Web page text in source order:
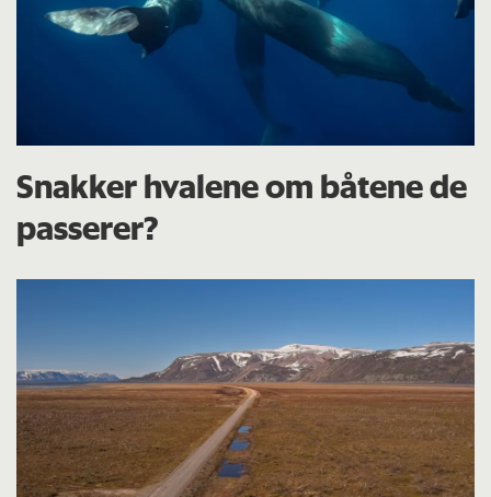
Snakker hvalene om båtene de
passerer?